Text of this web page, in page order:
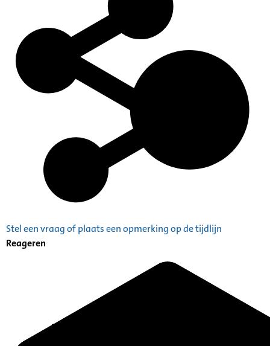
Stel een vraag of plaats een opmerking op de tijdlijn
Reageren